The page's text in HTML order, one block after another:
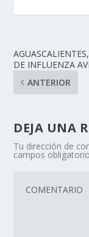
DE INFLUENZA
ANTERIOR
DEJA UNA
Tu dirección de
campos